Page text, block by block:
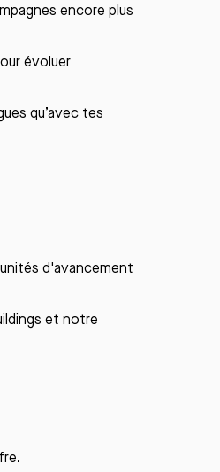
encore plus
évoluer
qu’avec tes
d'avancement
et notre